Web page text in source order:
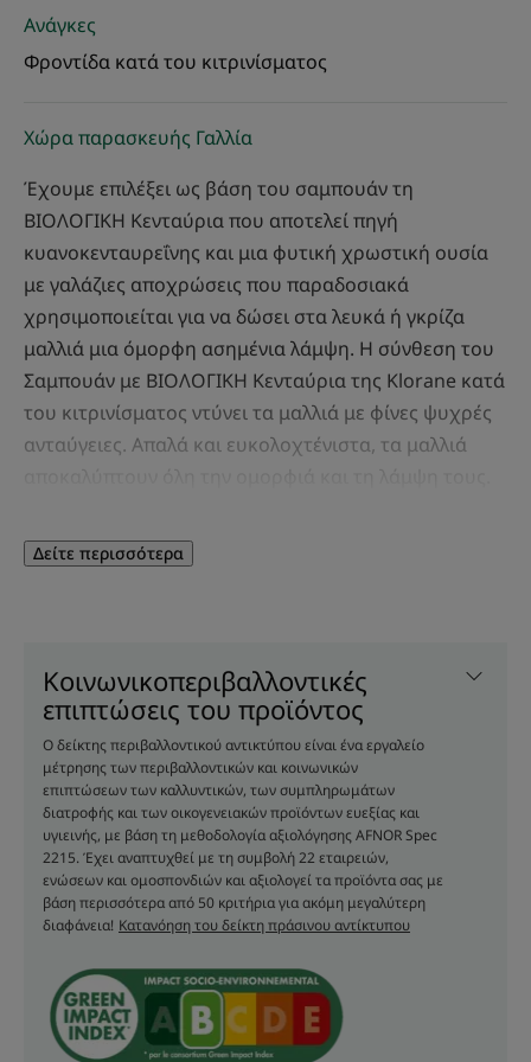
Ανάγκες
Φροντίδα κατά του κιτρινίσματος
Χώρα παρασκευής Γαλλία
Έχουμε επιλέξει ως βάση του σαμπουάν τη
ΒΙΟΛΟΓΙΚΗ Κενταύρια που αποτελεί πηγή
κυανοκενταυρεΐνης και μια φυτική χρωστική ουσία
με γαλάζιες αποχρώσεις που παραδοσιακά
χρησιμοποιείται για να δώσει στα λευκά ή γκρίζα
μαλλιά μια όμορφη ασημένια λάμψη. Η σύνθεση του
Σαμπουάν με ΒΙΟΛΟΓΙΚΗ Κενταύρια της Klorane κατά
του κιτρινίσματος ντύνει τα μαλλιά με φίνες ψυχρές
ανταύγειες. Απαλά και ευκολοχτένιστα, τα μαλλιά
Πλεονέκτημα
Οφέλη
• ΚΑΘΑΡΙΣΜΟΣ: σύνθεση υψηλής ανεκτικότητας που
καθαρίζει απαλά και δεν ερεθίζει τα μαλλιά ή το
τριχωτό της κεφαλής.
• ΕΞΟΥΔΕΤΕΡΩΣΗ: η σύνθεση του σαμπουάν κατά του
κιτρινίσματος εξουδετερώνει αποτελεσματικά το
κιτρίνισμα* των λευκών, γκρίζων ή πλατινέ ξανθών
μαλλιών.
• ΑΝΑΖΩΟΓΟΝΗΣΗ: το σαμπουάν αναζωογονεί τα
γκρίζα και ξανθά μαλλιά, χαρίζοντάς τους ομορφιά
και λάμψη.
Δείτε περισσότερα
Κοινωνικοπεριβαλλοντικές
επιπτώσεις του προϊόντος
Ο δείκτης περιβαλλοντικού αντικτύπου είναι ένα εργαλείο
μέτρησης των περιβαλλοντικών και κοινωνικών
επιπτώσεων των καλλυντικών, των συμπληρωμάτων
διατροφής και των οικογενειακών προϊόντων ευεξίας και
υγιεινής, με βάση τη μεθοδολογία αξιολόγησης AFNOR Spec
2215. Έχει αναπτυχθεί με τη συμβολή 22 εταιρειών,
ενώσεων και ομοσπονδιών και αξιολογεί τα προϊόντα σας με
βάση περισσότερα από 50 κριτήρια για ακόμη μεγαλύτερη
διαφάνεια! Κατανόηση του δείκτη πράσινου αντίκτυπου